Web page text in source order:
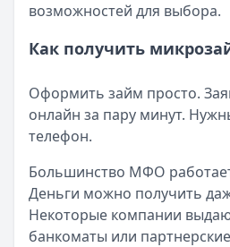
возможностей для выбора.
Как получить
Оформить займ просто.
онлайн за пару минут.
телефон.
Большинство МФО
Деньги можно получить
Некоторые компании
банкоматы или